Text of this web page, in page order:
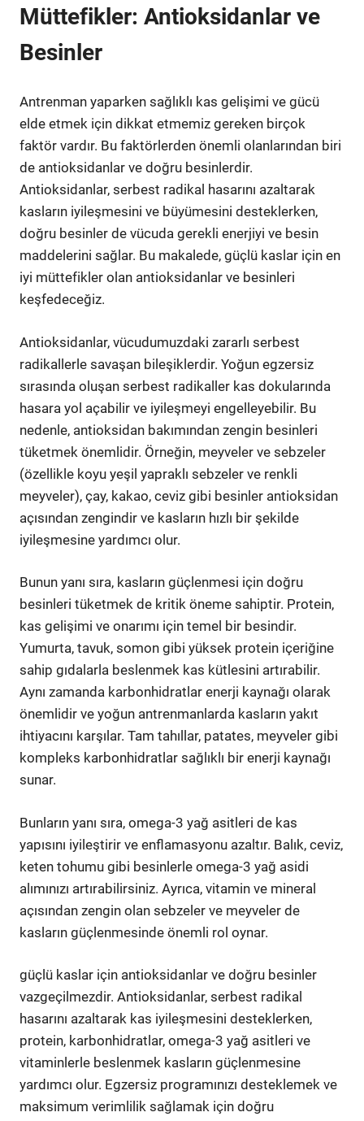
Müttefikler: Antioksidanlar ve
Besinler
Antrenman yaparken sağlıklı kas gelişimi ve gücü
elde etmek için dikkat etmemiz gereken birçok
faktör vardır. Bu faktörlerden önemli olanlarından biri
de antioksidanlar ve doğru besinlerdir.
Antioksidanlar, serbest radikal hasarını azaltarak
kasların iyileşmesini ve büyümesini desteklerken,
doğru besinler de vücuda gerekli enerjiyi ve besin
maddelerini sağlar. Bu makalede, güçlü kaslar için en
iyi müttefikler olan antioksidanlar ve besinleri
keşfedeceğiz.
Antioksidanlar, vücudumuzdaki zararlı serbest
radikallerle savaşan bileşiklerdir. Yoğun egzersiz
sırasında oluşan serbest radikaller kas dokularında
hasara yol açabilir ve iyileşmeyi engelleyebilir. Bu
nedenle, antioksidan bakımından zengin besinleri
tüketmek önemlidir. Örneğin, meyveler ve sebzeler
(özellikle koyu yeşil yapraklı sebzeler ve renkli
meyveler), çay, kakao, ceviz gibi besinler antioksidan
açısından zengindir ve kasların hızlı bir şekilde
iyileşmesine yardımcı olur.
Bunun yanı sıra, kasların güçlenmesi için doğru
besinleri tüketmek de kritik öneme sahiptir. Protein,
kas gelişimi ve onarımı için temel bir besindir.
Yumurta, tavuk, somon gibi yüksek protein içeriğine
sahip gıdalarla beslenmek kas kütlesini artırabilir.
Aynı zamanda karbonhidratlar enerji kaynağı olarak
önemlidir ve yoğun antrenmanlarda kasların yakıt
ihtiyacını karşılar. Tam tahıllar, patates, meyveler gibi
kompleks karbonhidratlar sağlıklı bir enerji kaynağı
sunar.
Bunların yanı sıra, omega-3 yağ asitleri de kas
yapısını iyileştirir ve enflamasyonu azaltır. Balık, ceviz,
keten tohumu gibi besinlerle omega-3 yağ asidi
alımınızı artırabilirsiniz. Ayrıca, vitamin ve mineral
açısından zengin olan sebzeler ve meyveler de
kasların güçlenmesinde önemli rol oynar.
güçlü kaslar için antioksidanlar ve doğru besinler
vazgeçilmezdir. Antioksidanlar, serbest radikal
hasarını azaltarak kas iyileşmesini desteklerken,
protein, karbonhidratlar, omega-3 yağ asitleri ve
vitaminlerle beslenmek kasların güçlenmesine
yardımcı olur. Egzersiz programınızı desteklemek ve
maksimum verimlilik sağlamak için doğru